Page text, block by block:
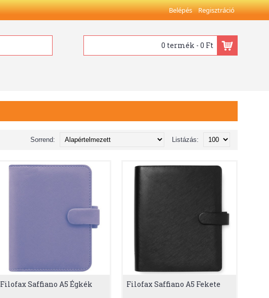
Belépés Regisztráció
0 termék - 0 Ft
Listázás:
Sorrend:
Filofax Saffiano A5 Égkék Filofax Saffiano A5 Fekete